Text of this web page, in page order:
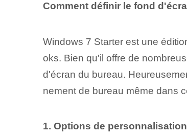
Comment définir le fond
Windows ‍7 Starter‌ est une
oks. Bien qu'il offre de
d'écran du bureau.
nement de bureau même dans
1.⁤ Options de